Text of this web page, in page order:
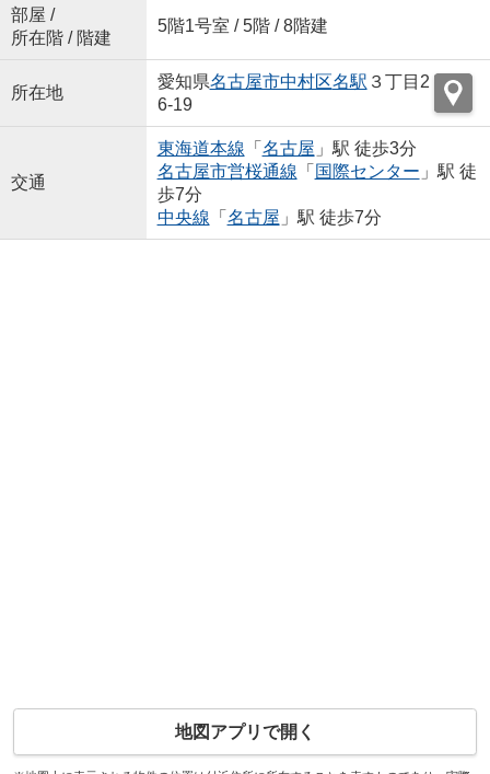
部屋 /
所在階 / 階建
5階1号室 / 5階 / 8階建
所在地
愛知県名古屋市中村区名駅 ３丁目2
6-19
交通
東海道本線 「 名古屋 」駅 徒歩3分
名古屋市営桜通線 「 国際センター 」駅 徒
歩7分
中央線 「 名古屋 」駅 徒歩7分
地図アプリで開く